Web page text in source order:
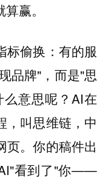
赢。
标偷换：有的服
品牌"，而是"思
意思呢？AI在
，叫思维链，中
页。你的稿件出
看到了"你——